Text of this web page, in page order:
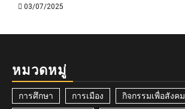
03/07/2025
หมวดหมู่
การศึกษา การเมือง กิจกรรมเพื่อสังคม